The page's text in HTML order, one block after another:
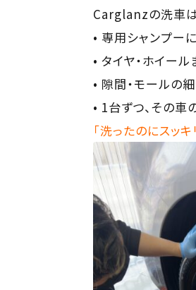
Carglanzの洗車は
• 専用シャンプー
• タイヤ・ホイー
• 隙間・モールの
• 1台ずつ、その
「洗ったのにスッ